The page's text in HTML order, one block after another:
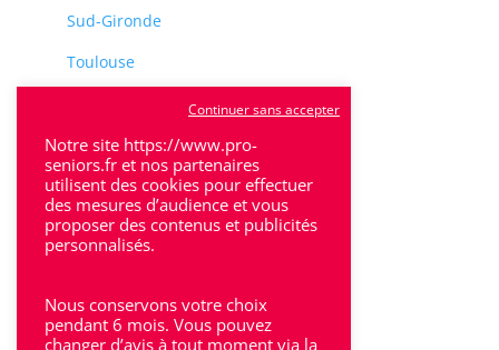
Sud-Gironde
Toulouse
Villeneuve-Sur-Lot
Bron
Notre site https://www.pro-
seniors.fr et nos partenaires
utilisent des cookies pour effectuer
des mesures d’audience et vous
proposer des contenus et publicités
personnalisés.
Nous conservons votre choix
pendant 6 mois. Vous pouvez
changer d’avis à tout moment via la
Continuer sans accepter